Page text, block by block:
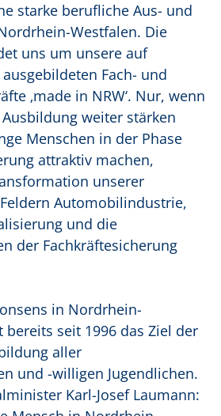
starke berufliche Aus- und
Westfalen. Die
uns um unsere auf
Fach- und
‚made in NRW‘. Nur, wenn
weiter stärken
Menschen in der Phase
attraktiv machen,
unserer
Automobilindustrie,
und die
der Fachkräftesicherung
in Nordrhein-
seit 1996 das Ziel der
aller
und -willigen Jugendlichen.
Karl-Josef Laumann: